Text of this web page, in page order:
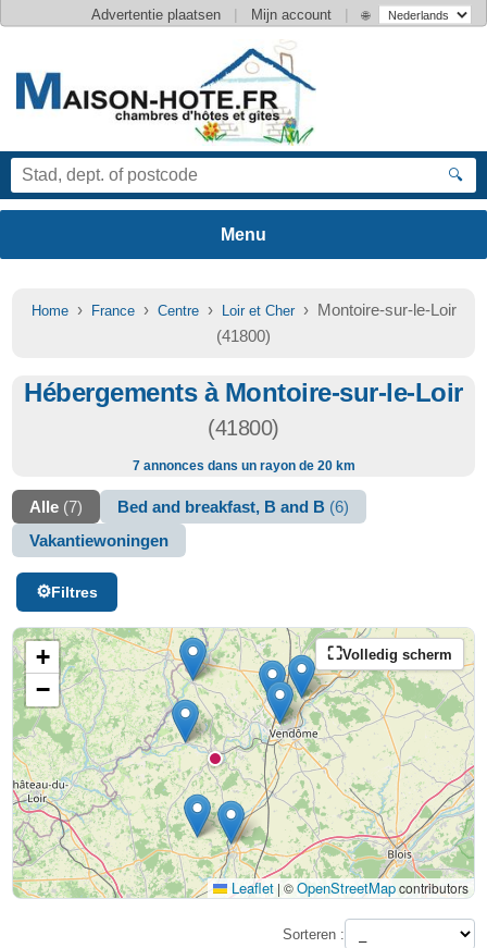
Advertentie plaatsen | Mijn account | 🌐
🔍
Home› France› Centre› Loir et Cher› Montoire-sur-le-Loir
(41800)
Hébergements à Montoire-sur-le-Loir
(41800)
7 annonces dans un rayon de 20 km
Alle (7) Bed and breakfast, B and B (6)
Vakantiewoningen
Filtres
Volledig scherm
+
−
Leaflet | ©OpenStreetMapcontributors
Sorteren :